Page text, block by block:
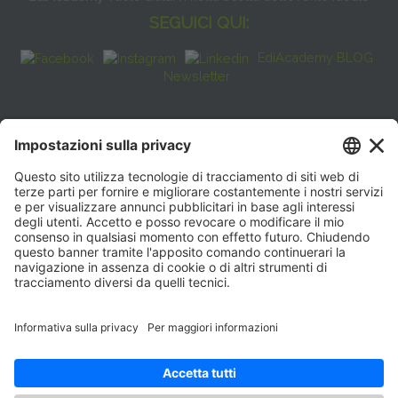
SEGUICI QUI:
EdiAcademy BLOG
Newsletter
FAQ
CONTATTI
EdiAcademy
Sede operativa: V.le E. Forlanini, 21 - 20134, Milano
(+39)0270211274
E-mail:formazione@eenet.it
Sede legale: V.le E. Forlanini, 21 - 20134, Milano
ORARI SEGRETERIA
Lunedì—Giovedì: 08:30–17:30
Venerdì: 08:30–16:00